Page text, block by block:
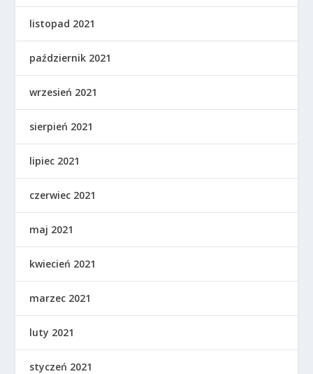
listopad 2021
październik 2021
wrzesień 2021
sierpień 2021
lipiec 2021
czerwiec 2021
maj 2021
kwiecień 2021
marzec 2021
luty 2021
styczeń 2021